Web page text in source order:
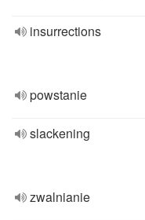
insurrections
powstanie
slackening
zwalnianie